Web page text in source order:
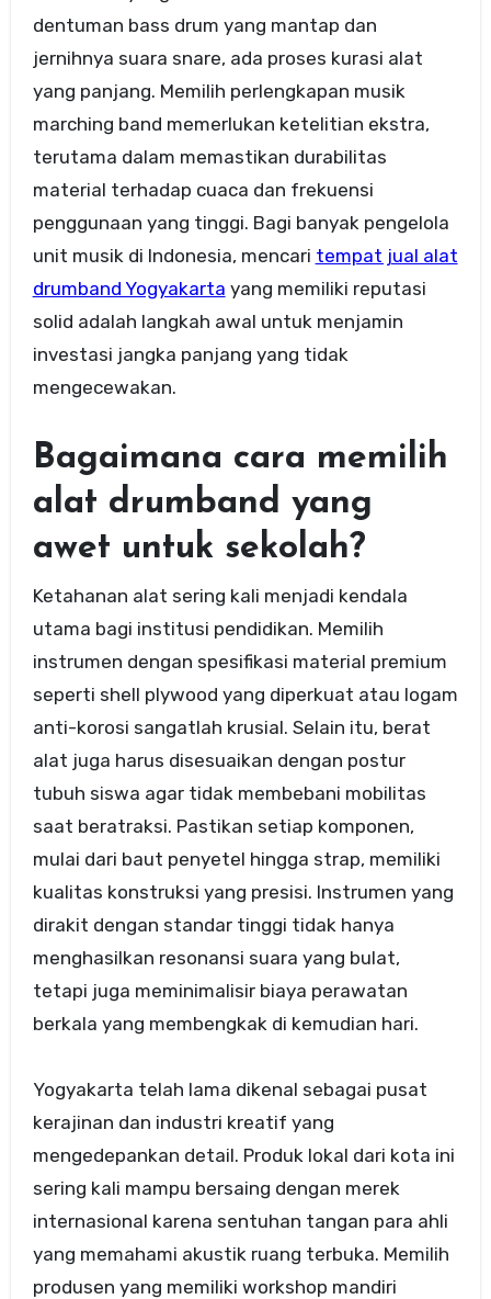
dentuman bass drum yang mantap dan
jernihnya suara snare, ada proses kurasi alat
yang panjang. Memilih perlengkapan musik
marching band memerlukan ketelitian ekstra,
terutama dalam memastikan durabilitas
material terhadap cuaca dan frekuensi
penggunaan yang tinggi. Bagi banyak pengelola
unit musik di Indonesia, mencari tempat jual alat
drumband Yogyakarta yang memiliki reputasi
solid adalah langkah awal untuk menjamin
investasi jangka panjang yang tidak
mengecewakan.
Bagaimana cara memilih
alat drumband yang
awet untuk sekolah?
Ketahanan alat sering kali menjadi kendala
utama bagi institusi pendidikan. Memilih
instrumen dengan spesifikasi material premium
seperti shell plywood yang diperkuat atau logam
anti-korosi sangatlah krusial. Selain itu, berat
alat juga harus disesuaikan dengan postur
tubuh siswa agar tidak membebani mobilitas
saat beratraksi. Pastikan setiap komponen,
mulai dari baut penyetel hingga strap, memiliki
kualitas konstruksi yang presisi. Instrumen yang
dirakit dengan standar tinggi tidak hanya
menghasilkan resonansi suara yang bulat,
tetapi juga meminimalisir biaya perawatan
berkala yang membengkak di kemudian hari.
Yogyakarta telah lama dikenal sebagai pusat
kerajinan dan industri kreatif yang
mengedepankan detail. Produk lokal dari kota ini
sering kali mampu bersaing dengan merek
internasional karena sentuhan tangan para ahli
yang memahami akustik ruang terbuka. Memilih
produsen yang memiliki workshop mandiri